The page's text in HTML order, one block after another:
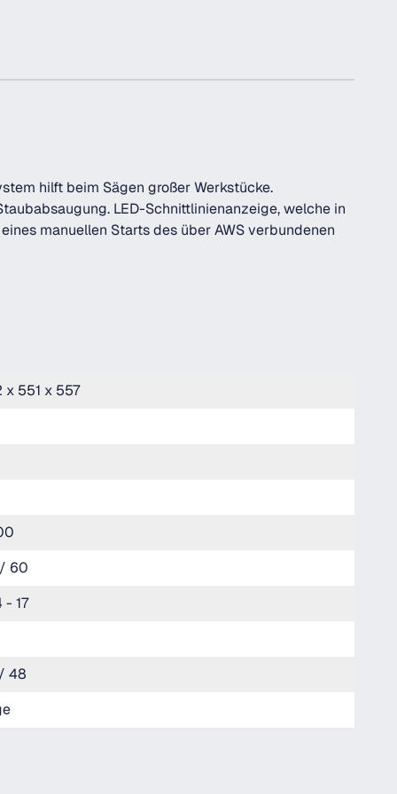
hilft beim Sägen großer Werkstücke.
LED-Schnittlinienanzeige, welche in
manuellen Starts des über AWS verbundenen
x 551 x 557
60
- 17
48